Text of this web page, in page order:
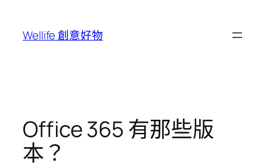
Wellife 創意好物
Office 365 有那些版
本？